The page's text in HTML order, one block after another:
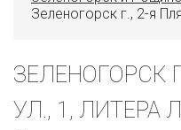
Зеленогорск г., 2-я
ЗЕЛЕНОГОРСК
УЛ., 1, ЛИТЕРА Л